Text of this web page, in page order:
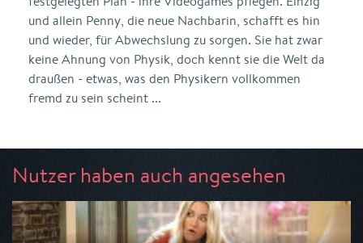
und allein Penny, die neue Nachbarin, schafft es hin
und wieder, für Abwechslung zu sorgen. Sie hat zwar
keine Ahnung von Physik, doch kennt sie die Welt da
draußen - etwas, was den Physikern vollkommen
fremd zu sein scheint ...
Nutzer haben auch angesehen